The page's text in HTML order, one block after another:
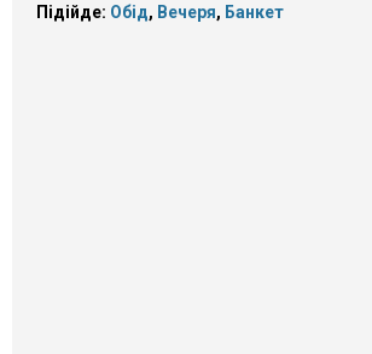
Підійде: Обід, Вечеря, Банкет